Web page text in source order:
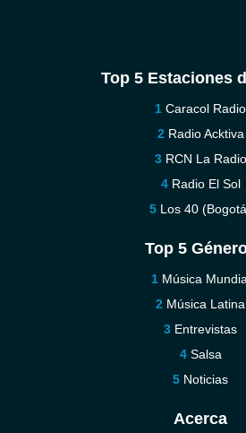
Top 5 Estaciones
Caracol Radio
Radio Acktiva
RCN La Radio
Radio El Sol
Los 40
Top 5
Música
Música Latina
Entrevistas
Salsa
Noticias
Acerca